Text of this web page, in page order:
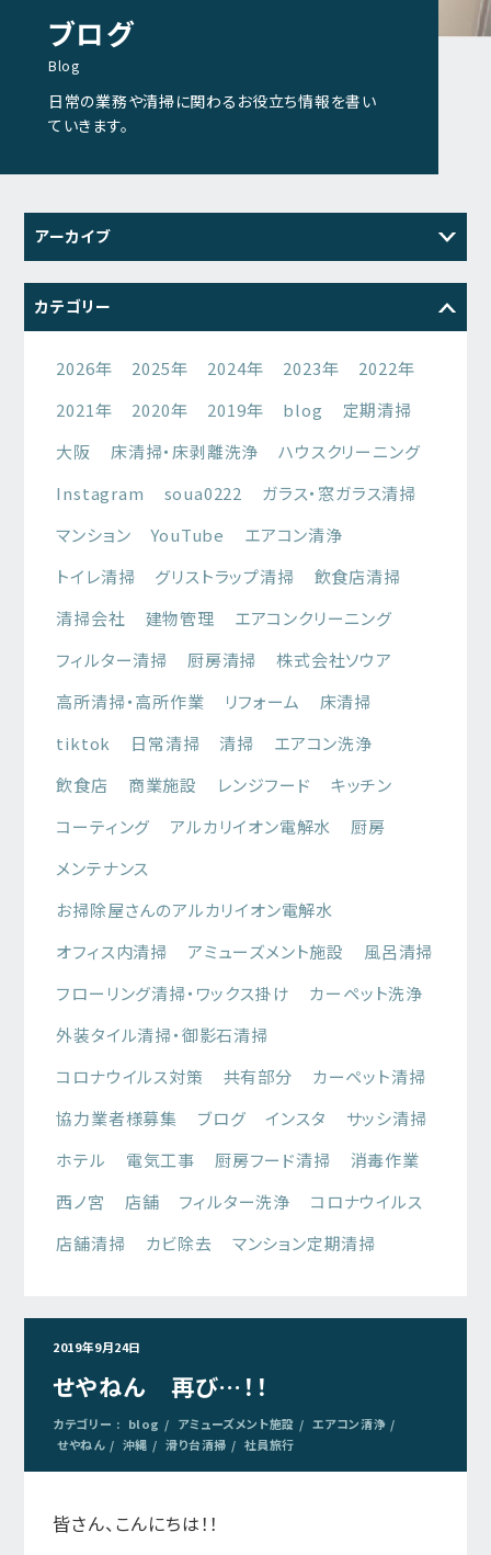
ブログ
Blog
日常の業務や清掃に関わるお役立ち情報を書い
ていきます。
アーカイブ
2026
カテゴリー
2026年 2025年 2024年 2023年
2022年
2021年
2020年 2019年 blog
定期清掃
大阪
床清掃・床剥離洗浄
ハウスクリーニング
Instagram
soua0222
ガラス・窓ガラス清掃
マンション
YouTube
エアコン清浄
トイレ清掃
グリストラップ清掃
飲食店清掃
清掃会社
建物管理
エアコンクリーニング
フィルター清掃
厨房清掃
株式会社ソウア
高所清掃・高所作業
リフォーム
床清掃
tiktok
日常清掃 清掃
エアコン洗浄
飲食店
商業施設 レンジフード
キッチン
コーティング
アルカリイオン電解水
厨房
メンテナンス
お掃除屋さんのアルカリイオン電解水
オフィス内清掃
アミューズメント施設
風呂清掃
フローリング清掃・ワックス掛け
カーペット洗浄
外装タイル清掃・御影石清掃
コロナウイルス対策
共有部分
カーペット清掃
協力業者様募集
ブログ インスタ
サッシ清掃
ホテル
電気工事 厨房フード清掃
消毒作業
西ノ宮
店舗 フィルター洗浄
コロナウイルス
店舗清掃
カビ除去 マンション定期清掃
2019年9月24日
せやねん 再び…！！
カテゴリー : blog アミューズメント施設
エアコン清浄
せやねん
沖縄 滑り台清掃 社員旅行
皆さん、こんにちは！！